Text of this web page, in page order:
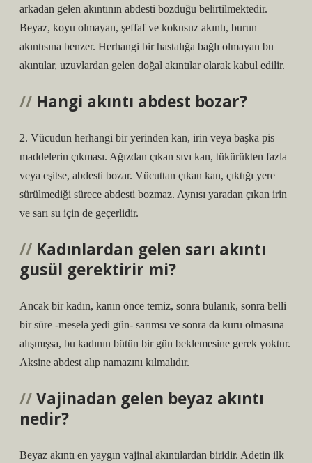
arkadan gelen akıntının abdesti bozduğu belirtilmektedir.
Beyaz, koyu olmayan, şeffaf ve kokusuz akıntı, burun
akıntısına benzer. Herhangi bir hastalığa bağlı olmayan bu
akıntılar, uzuvlardan gelen doğal akıntılar olarak kabul edilir.
Hangi akıntı abdest bozar?
2. Vücudun herhangi bir yerinden kan, irin veya başka pis
maddelerin çıkması. Ağızdan çıkan sıvı kan, tükürükten fazla
veya eşitse, abdesti bozar. Vücuttan çıkan kan, çıktığı yere
sürülmediği sürece abdesti bozmaz. Aynısı yaradan çıkan irin
ve sarı su için de geçerlidir.
Kadınlardan gelen sarı akıntı
gusül gerektirir mi?
Ancak bir kadın, kanın önce temiz, sonra bulanık, sonra belli
bir süre -mesela yedi gün- sarımsı ve sonra da kuru olmasına
alışmışsa, bu kadının bütün bir gün beklemesine gerek yoktur.
Aksine abdest alıp namazını kılmalıdır.
Vajinadan gelen beyaz akıntı
nedir?
Beyaz akıntı en yaygın vajinal akıntılardan biridir. Adetin ilk